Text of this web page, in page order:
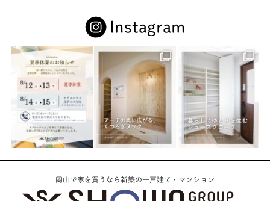
Instagram
岡山で家を買うなら新築の一戸建て・マンション